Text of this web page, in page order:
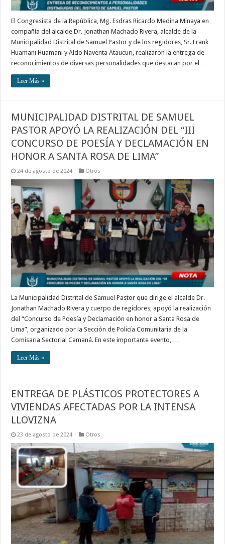
El Congresista de la República, Mg. Esdras Ricardo Medina Minaya en
compañía del alcalde Dr. Jonathan Machado Rivera, alcalde de la
Municipalidad Distrital de Samuel Pastor y de los regidores, Sr. Frank
Huamani Huamani y Aldo Naventa Ataucuri, realizaron la entrega de
reconocimientos de diversas personalidades que destacan por el …
Leer Más »
MUNICIPALIDAD DISTRITAL DE SAMUEL
PASTOR APOYÓ LA REALIZACIÓN DEL “III
CONCURSO DE POESÍA Y DECLAMACIÓN EN
HONOR A SANTA ROSA DE LIMA”
24 de agosto de 2024 Otros
La Municipalidad Distrital de Samuel Pastor que dirige el alcalde Dr.
Jonathan Machado Rivera y cuerpo de regidores, apoyó la realización
del “Concurso de Poesía y Declamación en honor a Santa Rosa de
Lima”, organizado por la Sección de Policía Comunitaria de la
Comisaria Sectorial Camaná. En este importante evento, …
Leer Más »
ENTREGA DE PLÁSTICOS PROTECTORES A
VIVIENDAS AFECTADAS POR LA INTENSA
LLOVIZNA
23 de agosto de 2024 Otros